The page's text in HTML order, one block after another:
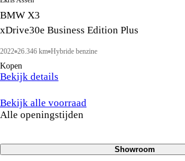
BMW X3
xDrive30e Business Edition Plus
2022 26.346 km Hybride benzine
Kopen
Bekijk details
Bekijk alle voorraad
Alle openingstijden
Showroom